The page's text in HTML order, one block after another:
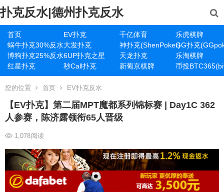
扑克反水|德州扑克反水
首页 EV扑克 千亿体育
乐虎棋牌
蜗牛扑克30%反水大发扑克 神扑克(ShenPoker)GG扑克
博狗扑克25%反水6UP扑克之星 天龙扑克
乐淘棋牌
红星扑克
秒Call扑克 新葡京棋牌 币投
您的位置 首页 EV扑克反水
【EV扑克】第二届MPT魔都系列锦标赛 | Day1C ​362
人参赛，陈济露领衔65人晋级
1,078阅读